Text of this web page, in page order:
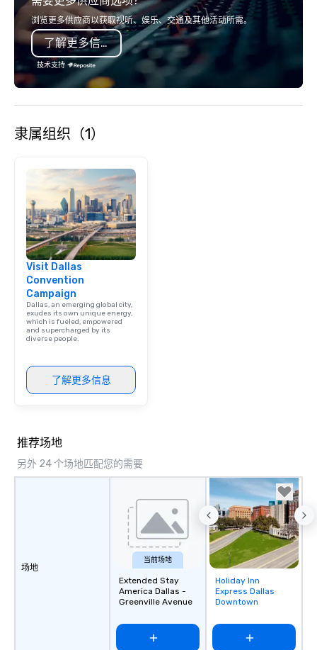
浏览更多供应商以获取视听、娱乐、交通及其他活动所需。
了解更多信息
技术支持
隶属组织（1）
Visit Dallas
Convention
Campaign
Dallas, an emerging global city,
exudes its own unique energy,
which is fueled, empowered
and supercharged by its
diverse people.
了解更多信息
推荐场地
另外 24 个场地匹配您的需要
场地
当前场地
Extended Stay
America Dallas -
Greenville Avenue
Removed from
favorites
Holiday Inn
Express Dallas
Downtown